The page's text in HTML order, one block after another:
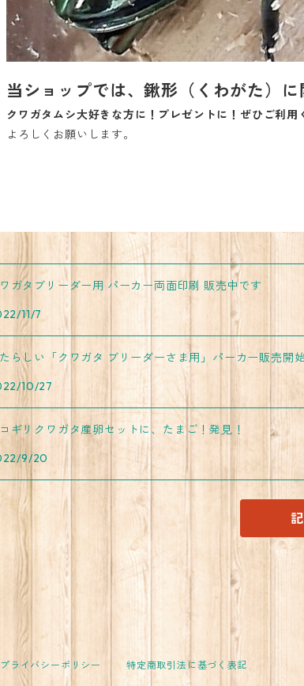
当ショップでは、鍬形（くわがた）に
クワガタムシ大好きな方に！プレゼントに！ぜひご利用
よろしくお願いします。
ガタブリーダー用 パーカー両面印刷 販売中です
11/7
らしい「クワガタ ブリーダーさま用」パーカー販売開
10/27
ギリクワガタ産卵セットに、たまご！発見！
9/20
プライバシーポリシー 特定商取引法に基づく表記